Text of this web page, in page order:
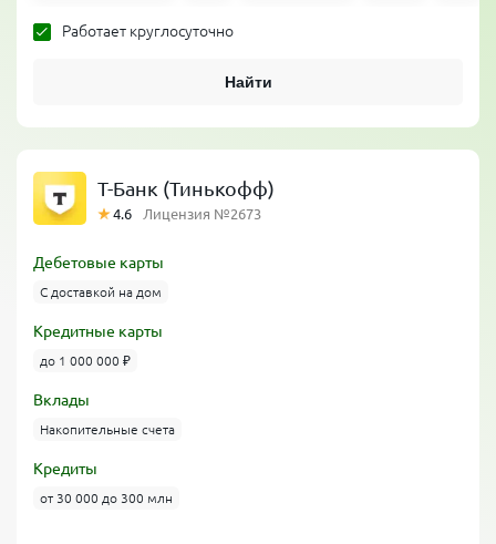
Работает круглосуточно
Найти
Т-Банк (Тинькофф)
4.6 Лицензия №2673
Дебетовые карты
С доставкой на дом
Кредитные карты
до 1 000 000 ₽
Вклады
Накопительные счета
Кредиты
от 30 000 до 300 млн